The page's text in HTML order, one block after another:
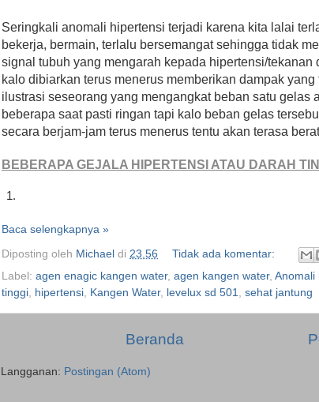
Seringkali anomali hipertensi terjadi karena kita lalai
bekerja, bermain, terlalu bersemangat sehingga tidak
signal tubuh yang mengarah kepada hipertensi/tekanan
kalo dibiarkan terus menerus memberikan dampak yang
ilustrasi seseorang yang mengangkat beban satu gelas
beberapa saat pasti ringan tapi kalo beban gelas
secara berjam-jam terus menerus tentu akan terasa
BEBERAPA GEJALA HIPERTENSI ATAU DARAH
Baca selengkapnya »
Diposting oleh Michael di 23.56
Tidak ada komentar:
Label: agen enagic kangen water, agen kangen water, Anomali
tinggi, hipertensi, Kangen Water, levelux sd 501, sehat jantung
Beranda
Langganan: Postingan (Atom)